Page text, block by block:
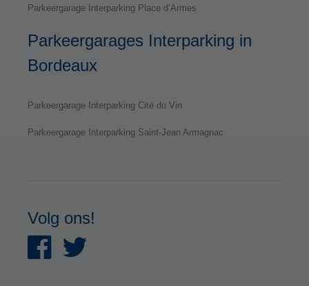
Parkeergarage Interparking Place d’Armes
Parkeergarages Interparking in
Bordeaux
Parkeergarage Interparking Cité du Vin
Parkeergarage Interparking Saint-Jean Armagnac
Volg ons!